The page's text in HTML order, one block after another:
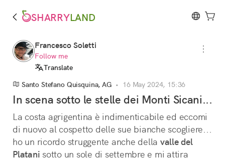
SHARRYLAND
Francesco Soletti
Follow me
Translate
Santo Stefano Quisquina, AG • 16 May 2024, 15:36
In scena sotto le stelle dei Monti Sicani...
La costa agrigentina è indimenticabile ed eccomi
di nuovo al cospetto delle sue bianche scogliere...
ho un ricordo struggente anche della valle del
Platani sotto un sole di settembre e mi attira